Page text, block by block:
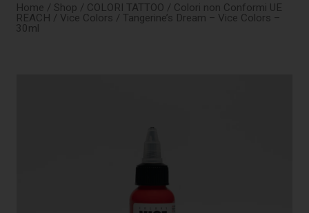
Home / Shop / COLORI TATTOO / Colori non Conformi UE
REACH / Vice Colors / Tangerine’s Dream – Vice Colors –
30ml